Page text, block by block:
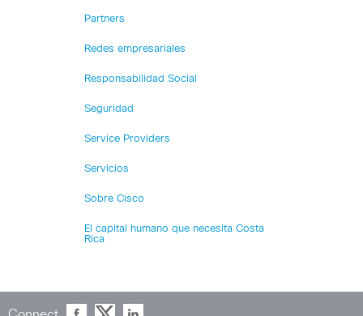
Partners
Redes empresariales
Responsabilidad Social
Seguridad
Service Providers
Servicios
Sobre Cisco
El capital humano que necesita Costa
Rica